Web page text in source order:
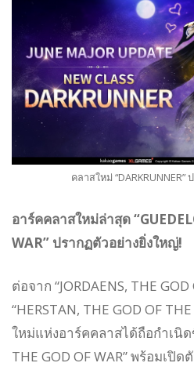
คลาสใหม่
อาร์คคลาสใหม่ล่าสุด
WAR” ปรากฏตัวอย่างยิ่งใหญ่!
ต่อจาก “JORDAENS, THE GOD
“HERSTAN, THE GOD OF
ใหม่แห่งอาร์คคลาสได้ถือกำเนิ
THE GOD OF WAR” พร้อมเปิ